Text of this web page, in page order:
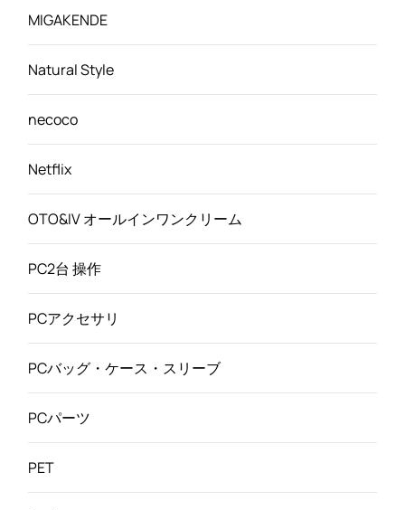
MIGAKENDE
Natural Style
necoco
Netflix
OTO&IV オールインワンクリーム
PC2台 操作
PCアクセサリ
PCバッグ・ケース・スリーブ
PCパーツ
PET